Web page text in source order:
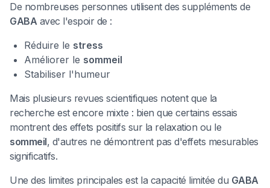
De nombreuses personnes utilisent des suppléments de
GABAavec l'espoir de :
Réduire le stress
Améliorer le sommeil
Stabiliser l'humeur
Mais plusieurs revues scientifiques notent que la
recherche est encore mixte : bien que certains essais
montrent des effets positifs sur la relaxation ou le
sommeil, d'autres ne démontrent pas d'effets mesurables
significatifs.
Une des limites principales est la capacité limitée du GABA